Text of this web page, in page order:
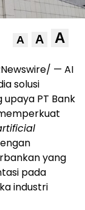
A A A
— AI
solusi
upaya PT Bank
yang
pada
industri